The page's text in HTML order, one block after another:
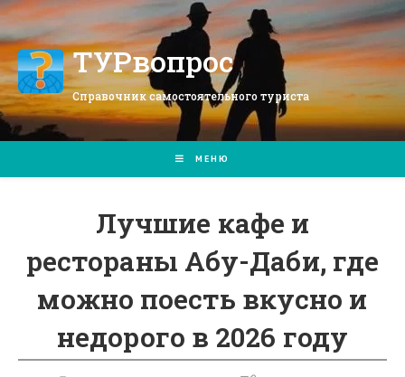
Перейти
к
содержимомуТУРвопрос
Справочник самостоятельного туриста
МЕНЮ
Лучшие кафе и
рестораны Абу-Даби, где
можно поесть вкусно и
недорого в 2026 году